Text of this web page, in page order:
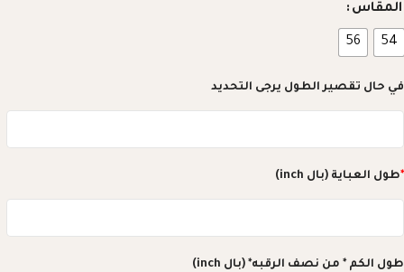
المقاس
54
56
في حال تقصير الطول يرجى التحديد
*طول العباية (بال inch)
طول الكم * من نصف الرقبه* (بال inch)